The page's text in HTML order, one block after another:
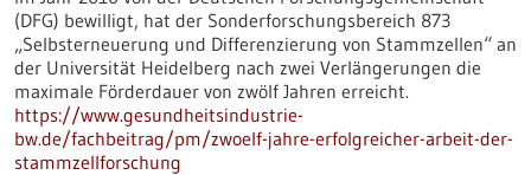
(DFG) bewilligt, hat der Sonderforschungsbereich 873
„Selbsterneuerung und Differenzierung von Stammzellen“ an
der Universität Heidelberg nach zwei Verlängerungen die
maximale Förderdauer von zwölf Jahren erreicht.
https://www.gesundheitsindustrie-
bw.de/fachbeitrag/pm/zwoelf-jahre-erfolgreicher-arbeit-der-
stammzellforschung